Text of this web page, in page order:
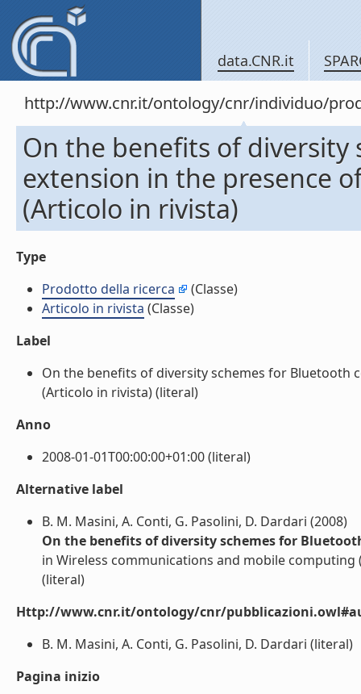
data.CNR.it
http://www.cnr.it/ontology/cnr/individuo/
On the benefits of diversity
extension in the presence
(Articolo in rivista)
Type
Prodotto della ricerca
(Classe)
Articolo in rivista (Classe)
Label
On the benefits of diversity schemes for Bluetooth
(Articolo in rivista) (literal)
Anno
2008-01-01T00:00:00+01:00 (literal)
Alternative label
B. M. Masini, A. Conti, G. Pasolini, D. Dardari (2008)
On the benefits of diversity schemes for
in Wireless communications and mobile computing
(literal)
Http://www.cnr.it/ontology/cnr/
B. M. Masini, A. Conti, G. Pasolini, D. Dardari (literal)
Pagina inizio